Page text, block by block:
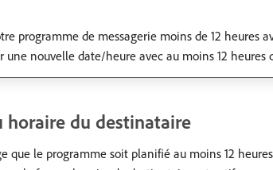
programme de messagerie moins de 12 heures
une nouvelle date/heure avec au moins 12
horaire du destinataire
le programme soit planifié au moins 12